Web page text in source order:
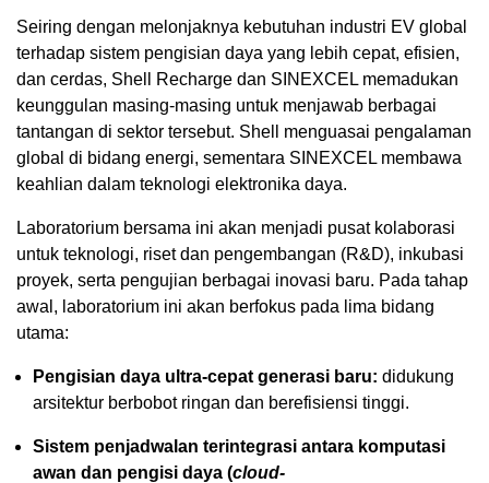
Seiring dengan melonjaknya kebutuhan industri EV global
terhadap sistem pengisian daya yang lebih cepat, efisien,
dan cerdas, Shell Recharge dan SINEXCEL memadukan
keunggulan masing-masing untuk menjawab berbagai
tantangan di sektor tersebut. Shell menguasai pengalaman
global di bidang energi, sementara SINEXCEL membawa
keahlian dalam teknologi elektronika daya.
Laboratorium bersama ini akan menjadi pusat kolaborasi
untuk teknologi, riset dan pengembangan (R&D), inkubasi
proyek, serta pengujian berbagai inovasi baru. Pada tahap
awal, laboratorium ini akan berfokus pada lima bidang
utama:
Pengisian daya ultra-cepat generasi baru: didukung
arsitektur berbobot ringan dan berefisiensi tinggi.
Sistem penjadwalan terintegrasi antara komputasi
awan dan pengisi daya (cloud-